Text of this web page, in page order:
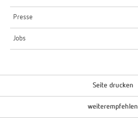
Presse
Jobs
Seite drucken
weiterempfehlen